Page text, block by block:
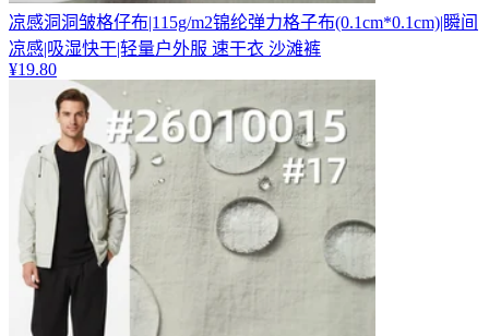
凉感洞洞皱格仔布|115g/m2锦纶弹力格子布(0.1cm*0.1cm)|瞬间
凉感|吸湿快干|轻量户外服 速干衣 沙滩裤
¥19.80